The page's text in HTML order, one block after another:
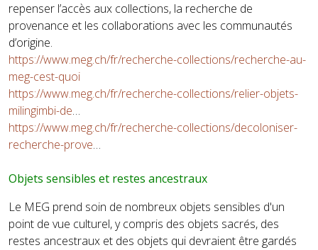
repenser l’accès aux collections, la recherche de
provenance et les collaborations avec les communautés
d’origine.
https://www.meg.ch/fr/recherche-collections/recherche-au-
meg-cest-quoi
https://www.meg.ch/fr/recherche-collections/relier-objets-
milingimbi-de…
https://www.meg.ch/fr/recherche-collections/decoloniser-
recherche-prove…
Objets sensibles et restes ancestraux
Le MEG prend soin de nombreux objets sensibles d'un
point de vue culturel, y compris des objets sacrés, des
restes ancestraux et des objets qui devraient être gardés